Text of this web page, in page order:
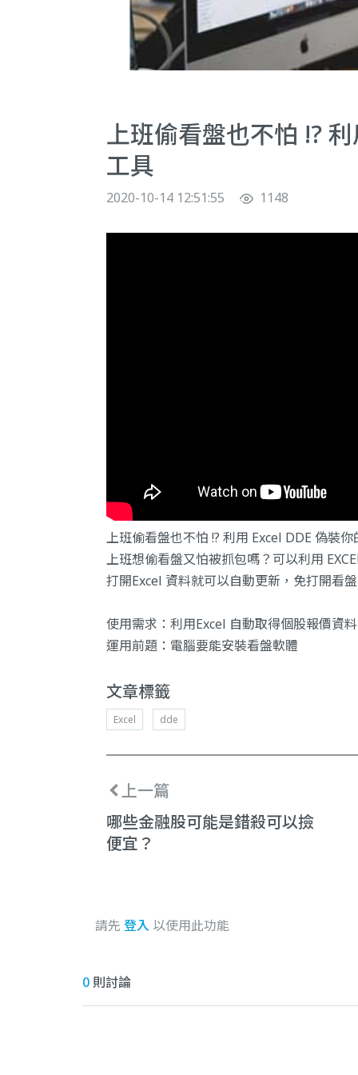
上班偷看盤也不怕 !?
工具
2020-10-14 12:51:55 1148
上班偷看盤也不怕 !? 利用 Excel DDE 偽裝
上班想偷看盤又怕被抓包嗎？可以利用
打開Excel 資料就可以自動更新，免打開看
使用需求：利用Excel 自動取得個股報價資料
運用前題：電腦要能安裝看盤軟體
文章標籤
Excel dde
上一篇
哪些金融股可能是錯殺可以撿
便宜？
請先 登入 以使用此功能
0 則討論